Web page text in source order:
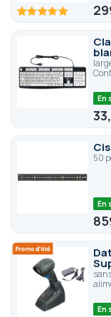
100 100
En
50
En
En